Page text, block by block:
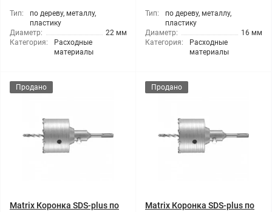
Тип:
по дереву, металлу,
пластику
Диаметр:
22 мм
Категория:
Расходные
материалы
Тип:
по дереву, металлу,
пластику
Диаметр:
16 мм
Категория:
Расходные
материалы
Продано
Matrix Коронка SDS-plus по
Продано
Matrix Коронка SDS-plus по